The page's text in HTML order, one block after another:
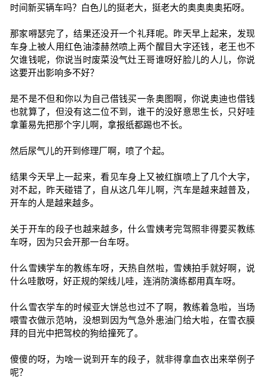
时间新买辆车吗？白色儿的挺老大，挺老大的奥奥奥奥拓呀。
那家嘚瑟完了，结果还没开一个礼拜呢。昨天早上起来，发现
车身上被人用红色油漆赫然喷上两个醒目大字还钱，老王也不
欠谁钱呢，你说当时废菜没气灶王哥谁呀好脸儿的人儿，你说
这要开出影响多不好？
是不是不但和你以为自己借钱买一条奥图啊，你说奥迪也借钱
也就算了，但没有这二位不到，谁干的没好意思生长，只好哇
拿董易先把那个字儿啊，拿报纸都踢也不长。
然后尿气儿的开到修理厂啊，喷了个起。
结果今天早上一起来，看见车身上又被红旗喷上了几个大字，
对不起，昨天碰错了，自从这几年儿啊，汽车是越来越普及，
开车的人是越来越多。
关于开车的段子也越来越多，什么雪姨考完驾照非得要买教练
车呀，因为只会开那一台车呀。
什么雪姨学车的教练车呀，天热自然啦，雪姨拍手就好啊，说
什么哇散呀，好正规的架线儿哇，连消防演练都用真车呀。
什么雪衣学车的时候亚大饼总也过不了啊，教练着急啦，当场
喂雪衣做示范呐，没想到因为气急外患油门给大啦，在雪衣膜
拜的目光中把驾校的狗给撞死了。
傻傻的呀，为啥一说到开车的段子，就非得拿血衣出来举例子
呢？